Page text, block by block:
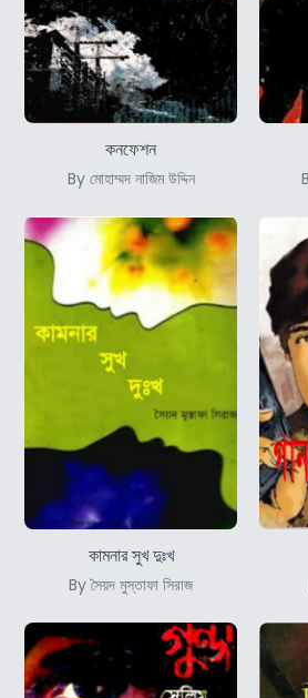
কনফেশন
By মোহাম্মদ নাজিম উদ্দিন
কামনার সুখ দুঃখ
By সৈয়দ মুস্তাফা সিরাজ